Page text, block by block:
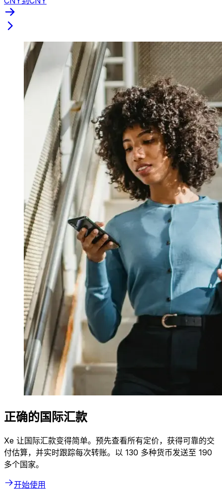
正确的国际汇款
Xe 让国际汇款变得简单。预先查看所有定价，获得可靠的交
付估算，并实时跟踪每次转账。以 130 多种货币发送至 190
多个国家。
开始使用